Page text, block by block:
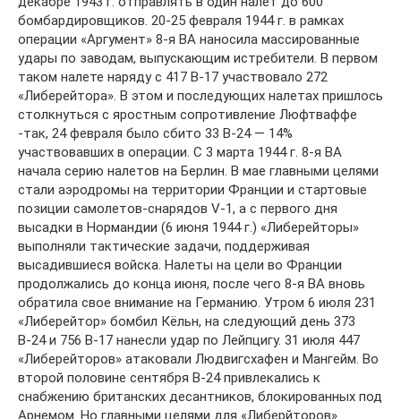
бомбардировщиков. 20-25 февраля 1944 г. в рамках
операции «Аргумент» 8-я ВА наносила массированные
удары по заводам, выпускающим истребители. В первом
таком налете наряду с 417 В-17 участвовало 272
«Либерейтора». В этом и последующих налетах пришлось
столкнуться с яростным сопротивление Люфтваффе
-так, 24 февраля было сбито 33 В-24 — 14%
участвовавших в операции. С 3 марта 1944 г. 8-я ВА
начала серию налетов на Берлин. В мае главными целями
стали аэродромы на территории Франции и стартовые
позиции самолетов-снарядов V-1, а с первого дня
высадки в Нормандии (6 июня 1944 г.) «Либерейторы»
выполняли тактические задачи, поддерживая
высадившиеся войска. Налеты на цели во Франции
продолжались до конца июня, после чего 8-я ВА вновь
обратила свое внимание на Германию. Утром 6 июля 231
«Либерейтор» бомбил Кёльн, на следующий день 373
В-24 и 756 В-17 нанесли удар по Лейпцигу. 31 июля 447
«Либерейторов» атаковали Людвигсхафен и Мангейм. Во
второй половине сентября В-24 привлекались к
снабжению британских десантников, блокированных под
Арнемом. Но главными целями для «Либерйторов»